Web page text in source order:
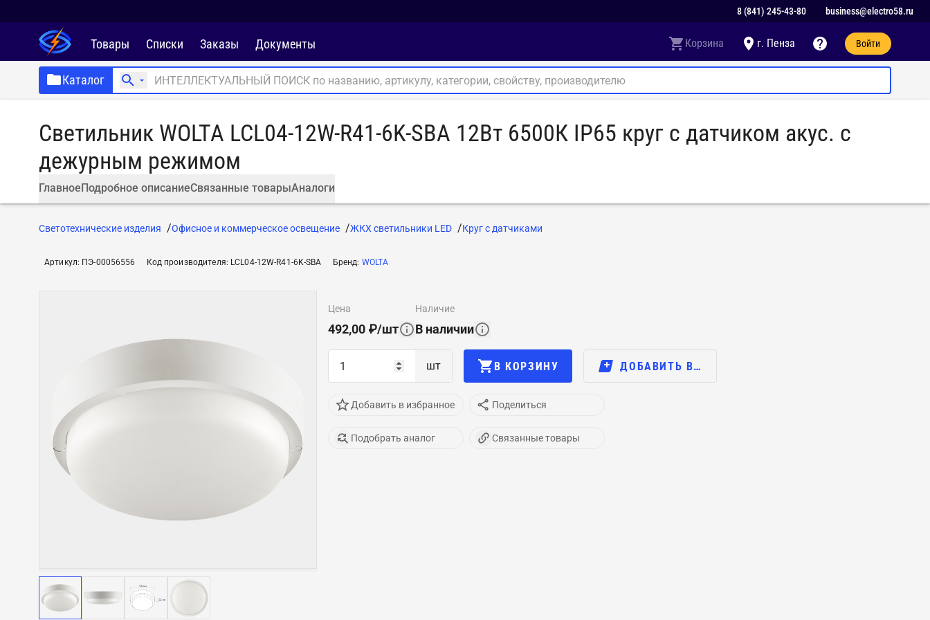
8 (841) 245-43-80 business@electro58.ru
Товары Списки Заказы Документы Корзина г. Пенза Войти
Каталог
Светильник WOLTA LCL04-12W-R41-6K-SBA 12Вт 6500К IP65 круг с датчиком акус. с
дежурным режимом
ГлавноеПодробное описаниеСвязанные товарыАналоги
Светотехнические изделия Офисное и коммерческое освещение ЖКХ cветильники LED Круг с датчиками
Артикул: ПЭ-00056556 Код производителя: LCL04-12W-R41-6K-SBA Бренд: WOLTA
цена
492,00 ₽/шт
наличие
В наличии
шт В КОРЗИНУ ДОБАВИТЬ В…
Добавить в избранное Поделиться
Подобрать аналог Связанные товары